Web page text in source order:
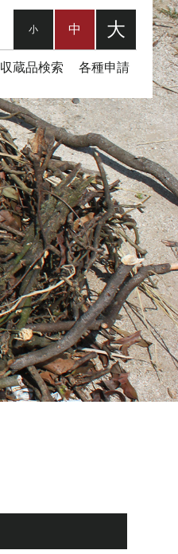
収蔵品検索 各種申請
小 中 大